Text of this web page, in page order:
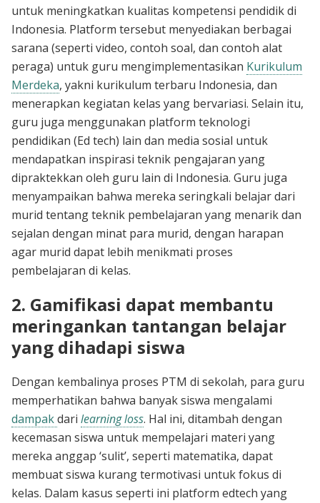
untuk meningkatkan kualitas kompetensi pendidik di
Indonesia. Platform tersebut menyediakan berbagai
sarana (seperti video, contoh soal, dan contoh alat
peraga) untuk guru mengimplementasikan Kurikulum
Merdeka, yakni kurikulum terbaru Indonesia, dan
menerapkan kegiatan kelas yang bervariasi. Selain itu,
guru juga menggunakan platform teknologi
pendidikan (Ed tech) lain dan media sosial untuk
mendapatkan inspirasi teknik pengajaran yang
dipraktekkan oleh guru lain di Indonesia. Guru juga
menyampaikan bahwa mereka seringkali belajar dari
murid tentang teknik pembelajaran yang menarik dan
sejalan dengan minat para murid, dengan harapan
agar murid dapat lebih menikmati proses
pembelajaran di kelas.
2. Gamifikasi dapat membantu
meringankan tantangan belajar
yang dihadapi siswa
Dengan kembalinya proses PTM di sekolah, para guru
memperhatikan bahwa banyak siswa mengalami
dampakdari learning loss. Hal ini, ditambah dengan
kecemasan siswa untuk mempelajari materi yang
mereka anggap ‘sulit’, seperti matematika, dapat
membuat siswa kurang termotivasi untuk fokus di
kelas. Dalam kasus seperti ini platform edtech yang